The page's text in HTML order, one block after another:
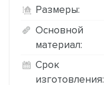
Размеры:
Основной
материал:
Срок
изготовления: